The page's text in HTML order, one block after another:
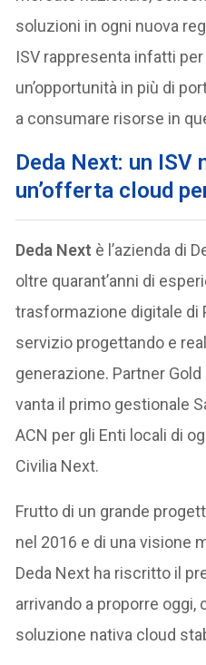
soluzioni in ogni nuova
ISV rappresenta infatti
un’opportunità in più di
a consumare risorse in
Deda Next: un ISV
un’offerta cloud
Deda Next è l’azienda di
oltre quarant’anni di
trasformazione digitale di
servizio progettando e
generazione. Partner
vanta il primo gestionale
ACN per gli Enti locali di
Civilia Next.
Frutto di un grande
nel 2016 e di una visione
Deda Next ha riscritto il
arrivando a proporre oggi,
soluzione nativa cloud